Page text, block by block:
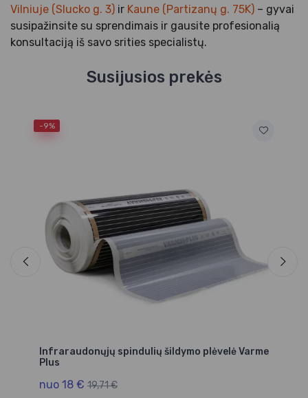
Vilniuje (Slucko g. 3) ir Kaune (Partizanų g. 75K) – gyvai
susipažinsite su sprendimais ir gausite profesionalią
konsultaciją iš savo srities specialistų.
Susijusios prekės
-9%
Infraraudonųjų spindulių šildymo plėvelė Varme
Plus
nuo 18 € 19,71 €